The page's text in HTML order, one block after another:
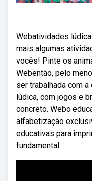
Webatividades
mais algumas
vocês! Pinte os
Webentão, pelo
ser trabalhada com
lúdica, com jogos e
concreto. Webo
alfabetização
educativas para
fundamental.